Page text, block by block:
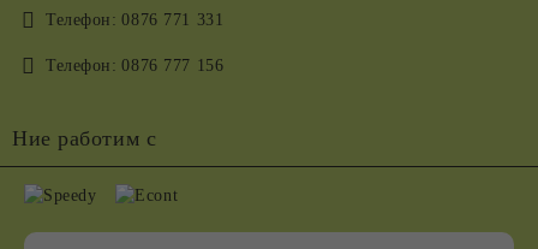
Телефон: 0876 771 331
Телефон: 0876 777 156
Ние работим с